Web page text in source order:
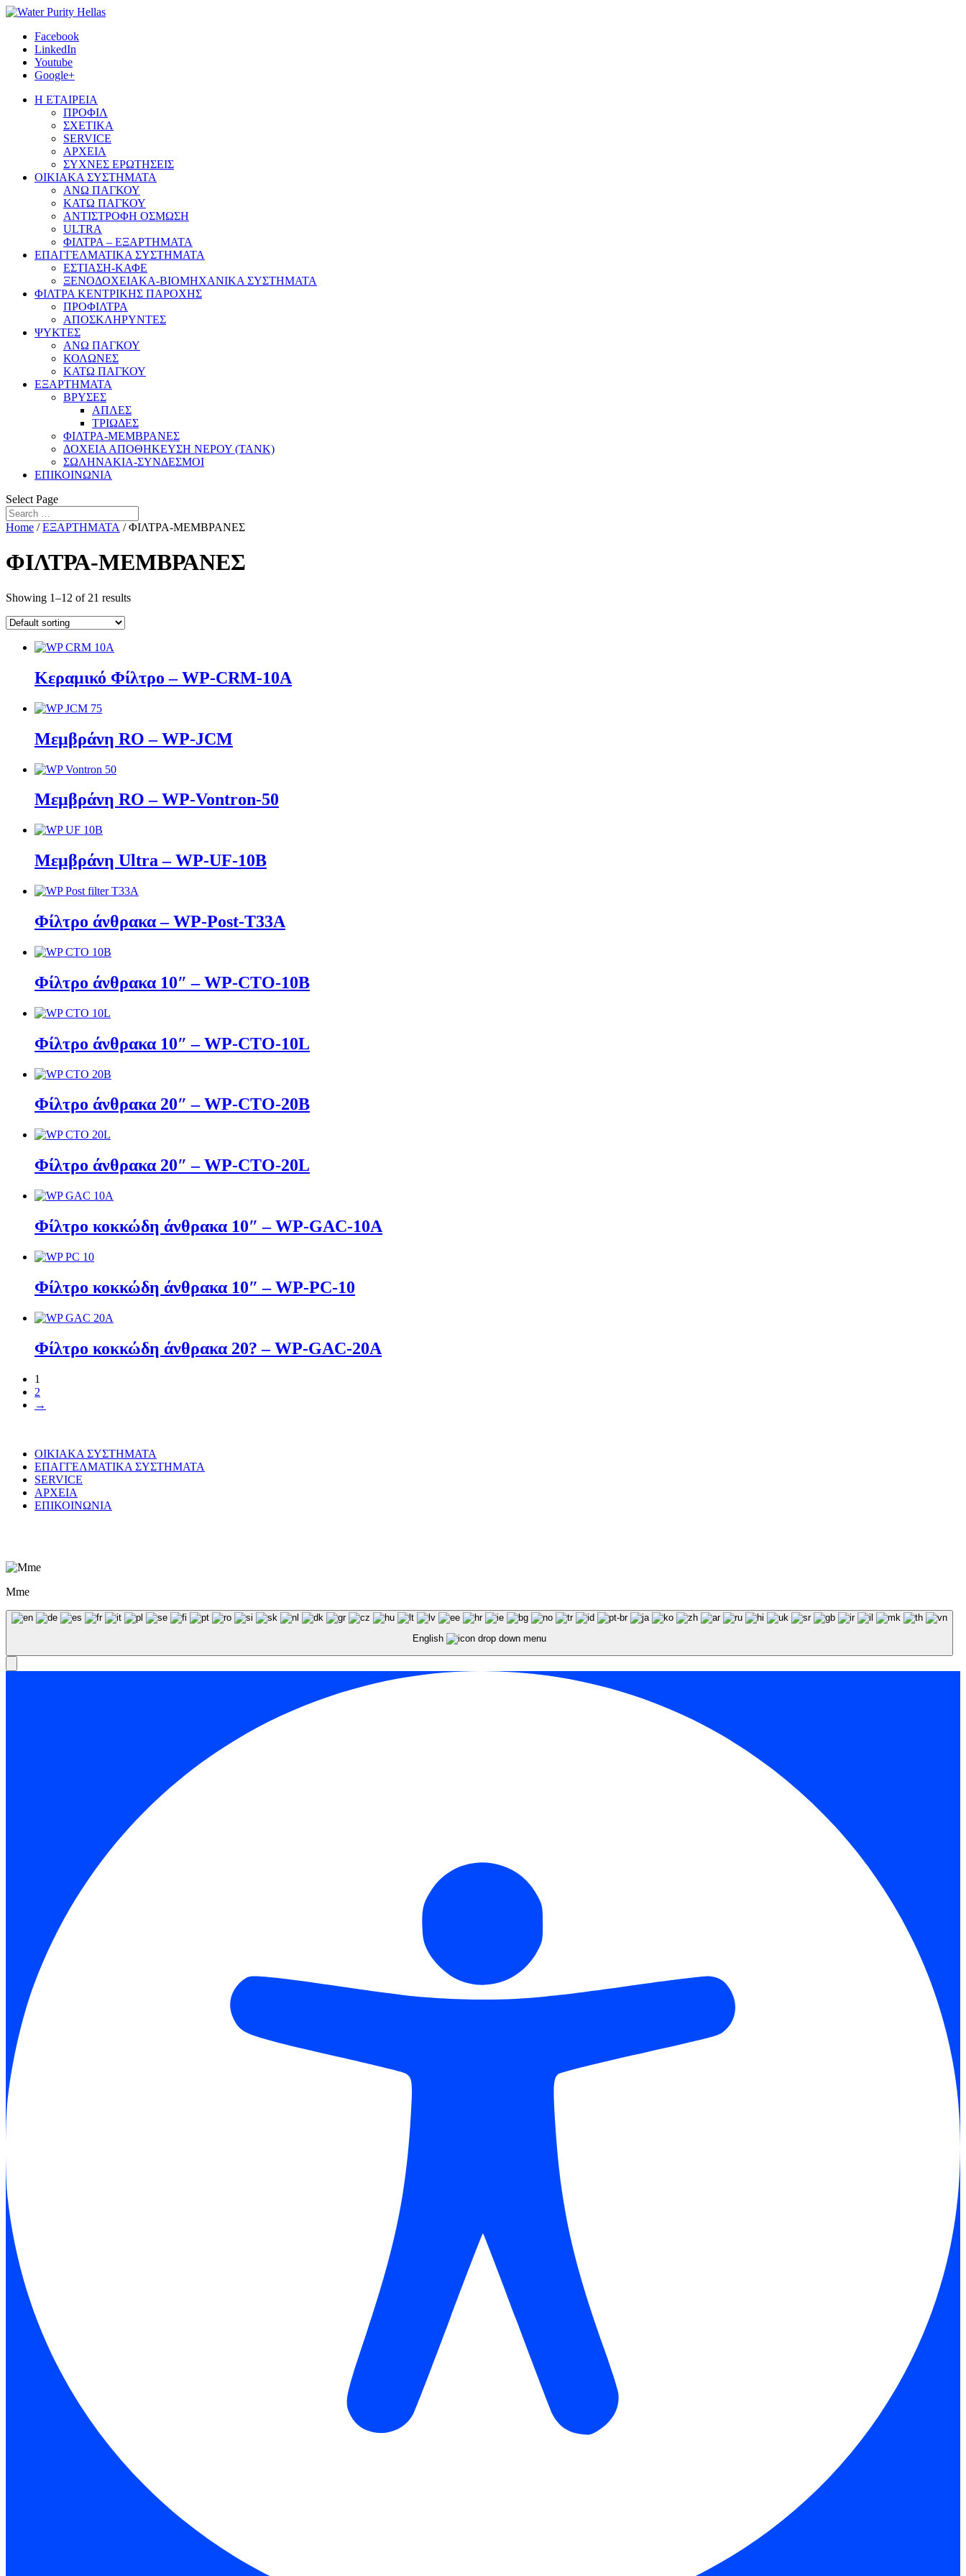
Facebook
LinkedIn
Youtube
Google+
Η ΕΤΑΙΡΕΙΑ
ΠΡΟΦΙΛ
ΣΧΕΤΙΚΑ
SERVICE
ΑΡΧΕΙΑ
ΣΥΧΝΕΣ ΕΡΩΤΗΣΕΙΣ
ΟΙΚΙΑΚΑ ΣΥΣΤΗΜΑΤΑ
ΑΝΩ ΠΑΓΚΟΥ
ΚΑΤΩ ΠΑΓΚΟΥ
ΑΝΤΙΣΤΡΟΦΗ ΟΣΜΩΣΗ
ULTRA
ΦΙΛΤΡΑ – ΕΞΑΡΤΗΜΑΤΑ
ΕΠΑΓΓΕΛΜΑΤΙΚΑ ΣΥΣΤΗΜΑΤΑ
ΕΣΤΙΑΣΗ-ΚΑΦΕ
ΞΕΝΟΔΟΧΕΙΑΚΑ-ΒΙΟΜΗΧΑΝΙΚΑ ΣΥΣΤΗΜΑΤΑ
ΦΙΛΤΡΑ ΚΕΝΤΡΙΚΗΣ ΠΑΡΟΧΗΣ
ΠΡΟΦΙΛΤΡΑ
ΑΠΟΣΚΛΗΡΥΝΤΕΣ
ΨΥΚΤΕΣ
ΑΝΩ ΠΑΓΚΟΥ
ΚΟΛΩΝΕΣ
ΚΑΤΩ ΠΑΓΚΟΥ
ΕΞΑΡΤΗΜΑΤΑ
ΒΡΥΣΕΣ
ΑΠΛΕΣ
ΤΡΙΩΔΕΣ
ΦΙΛΤΡΑ-ΜΕΜΒΡΑΝΕΣ
ΔΟΧΕΙΑ ΑΠΟΘΗΚΕΥΣΗ ΝΕΡΟΥ (TANK)
ΣΩΛΗΝΑΚΙΑ-ΣΥΝΔΕΣΜΟΙ
ΕΠΙΚΟΙΝΩΝΙΑ
Select Page
Home /ΕΞΑΡΤΗΜΑΤΑ / ΦΙΛΤΡΑ-ΜΕΜΒΡΑΝΕΣ
ΦΙΛΤΡΑ-ΜΕΜΒΡΑΝΕΣ
Showing 1–12 of 21 results
Κεραμικό Φίλτρο – WP-CRM-10A
Μεμβράνη RO – WP-JCM
Μεμβράνη RO – WP-Vontron-50
Μεμβράνη Ultra – WP-UF-10B
Φίλτρο άνθρακα – WP-Post-T33A
Φίλτρο άνθρακα 10″ – WP-CTO-10B
Φίλτρο άνθρακα 10″ – WP-CTO-10L
Φίλτρο άνθρακα 20″ – WP-CTO-20B
Φίλτρο άνθρακα 20″ – WP-CTO-20L
Φίλτρο κοκκώδη άνθρακα 10″ – WP-GAC-10A
Φίλτρο κοκκώδη άνθρακα 10″ – WP-PC-10
Φίλτρο κοκκώδη άνθρακα 20? – WP-GAC-20A
1
2
→
ΟΙΚΙΑΚΑ ΣΥΣΤΗΜΑΤΑ
ΕΠΑΓΓΕΛΜΑΤΙΚΑ ΣΥΣΤΗΜΑΤΑ
SERVICE
ΑΡΧΕΙΑ
ΕΠΙΚΟΙΝΩΝΙΑ
Mme
English